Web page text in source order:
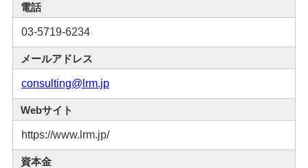
電話
03-5719-6234
メールアドレス
consulting@lrm.jp
Webサイト
https://www.lrm.jp/
資本金